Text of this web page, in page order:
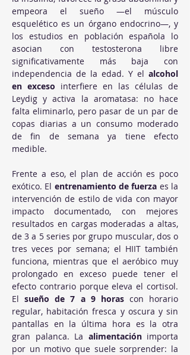
empeora el sueño —el músculo
esquelético es un órgano endocrino—, y
los estudios en población española lo
asocian con testosterona libre
significativamente más baja con
independencia de la edad. Y el alcohol
en exceso interfiere en las células de
Leydig y activa la aromatasa: no hace
falta eliminarlo, pero pasar de un par de
copas diarias a un consumo moderado
de fin de semana ya tiene efecto
medible.
Frente a eso, el plan de acción es poco
exótico. El entrenamiento de fuerza es la
intervención de estilo de vida con mayor
impacto documentado, con mejores
resultados en cargas moderadas a altas,
de 3 a 5 series por grupo muscular, dos o
tres veces por semana; el HIIT también
funciona, mientras que el aeróbico muy
prolongado en exceso puede tener el
efecto contrario porque eleva el cortisol.
El sueño de 7 a 9 horas con horario
regular, habitación fresca y oscura y sin
pantallas en la última hora es la otra
gran palanca. La alimentación importa
por un motivo que suele sorprender: la